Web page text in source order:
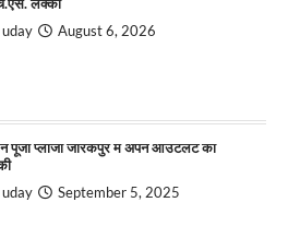
August 6, 2026
थियेटर द्वारा 9 अगस्त को होगा ‘वर्षा ऋतु
August 6, 2026
लोकल” से “लोकल टू ग्लोबल” की ओर भारत
कदम, 12 से 15 अगस्त तक भारत मंडपम में होगा
महोत्सव : हरीश गर्ग
ने पूजा प्लाजा जीरकपुर में अपने आउटलेट की